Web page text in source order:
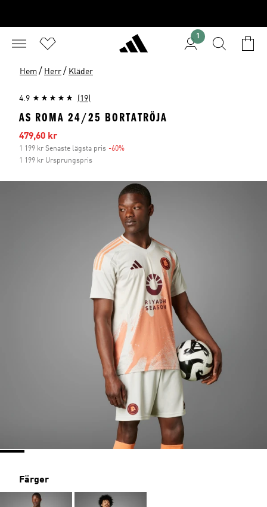
1
Hem / Herr / Kläder
4.9 (19)
AS ROMA 24/25 BORTATRÖJA
Reapris
479,60 kr
1 199 kr Senaste lägsta pris -60%
1 199 kr Ursprungspris
Färger